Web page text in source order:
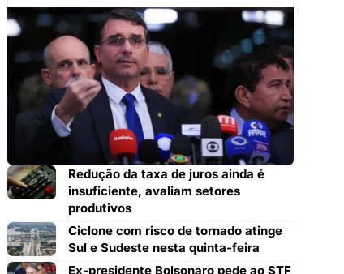
Redução da taxa de juros ainda é
insuficiente, avaliam setores
produtivos
Ciclone com risco de tornado atinge
Sul e Sudeste nesta quinta-feira
Ex-presidente Bolsonaro pede ao STF